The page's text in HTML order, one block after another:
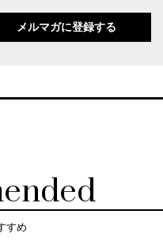
メルマガに登録する
すめ